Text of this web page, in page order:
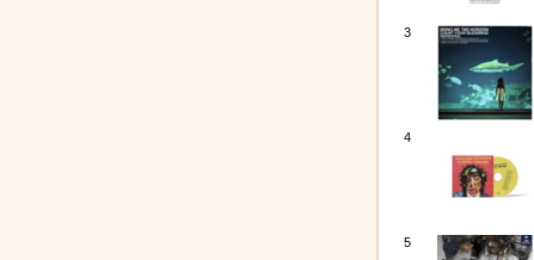
3
4
5